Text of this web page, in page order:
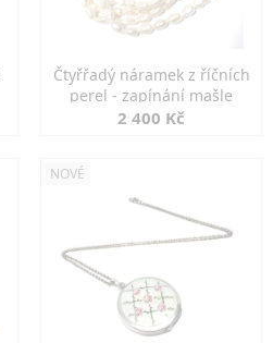
Čtyřřadý náramek z říčních
perel - zapínání mašle
2 400 Kč
NOVÉ